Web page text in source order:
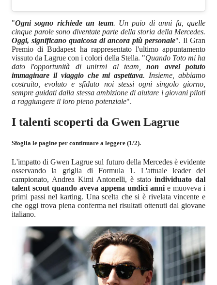
"Ogni sogno richiede un team. Un paio di anni fa, quelle
cinque parole sono diventate parte della storia della Mercedes.
Oggi, significano qualcosa di ancora più personale". Il Gran
Premio di Budapest ha rappresentato l'ultimo appuntamento
vissuto da Lagrue con i colori della Stella. "Quando Toto mi ha
dato l'opportunità di unirmi al team,non avrei potuto
immaginare il viaggio che mi aspettava. Insieme, abbiamo
costruito, evoluto e sfidato noi stessi ogni singolo giorno,
sempre guidati dalla stessa ambizione di aiutare i giovani piloti
a raggiungere il loro pieno potenziale".
I talenti scoperti da Gwen Lagrue
Sfoglia le pagine per continuare a leggere (1/2).
L'impatto di Gwen Lagrue sul futuro della Mercedes è evidente
osservando la griglia di Formula 1. L'attuale leader del
campionato, Andrea Kimi Antonelli, è stato individuato dal
talent scout quando aveva appena undici anni e muoveva i
primi passi nel karting. Una scelta che si è rivelata vincente e
che oggi trova piena conferma nei risultati ottenuti dal giovane
italiano.